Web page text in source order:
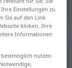
Einstellungen zu
Sie auf den Link
klicken. Ihre
Informationen
nutzen